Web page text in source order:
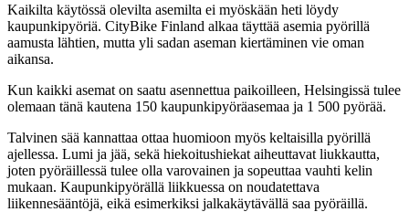
Kaikilta käytössä olevilta asemilta ei myöskään heti löydy
kaupunkipyöriä. CityBike Finland alkaa täyttää asemia pyörillä
aamusta lähtien, mutta yli sadan aseman kiertäminen vie oman
aikansa.
Kun kaikki asemat on saatu asennettua paikoilleen, Helsingissä tulee
olemaan tänä kautena 150 kaupunkipyöräasemaa ja 1 500 pyörää.
Talvinen sää kannattaa ottaa huomioon myös keltaisilla pyörillä
ajellessa. Lumi ja jää, sekä hiekoitushiekat aiheuttavat liukkautta,
joten pyöräillessä tulee olla varovainen ja sopeuttaa vauhti kelin
mukaan. Kaupunkipyörällä liikkuessa on noudatettava
liikennesääntöjä, eikä esimerkiksi jalkakäytävällä saa pyöräillä.